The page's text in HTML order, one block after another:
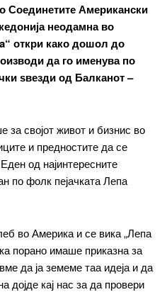
Соединетите Американски
неодамна во
откри како дошол до
да го именува по
ѕвезди од Балканот –
за својот живот и бизнис во
и предностите да се
од најинтересните
по фолк пејачката Лепа
во Америка и се вика „Лепа
порано имаше приказна за
да ја земеме таа идеја и да
дојде кај нас за да провери